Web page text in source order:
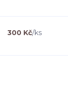
300 Kč/ks